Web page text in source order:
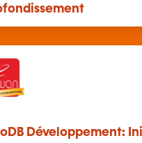
Développement: